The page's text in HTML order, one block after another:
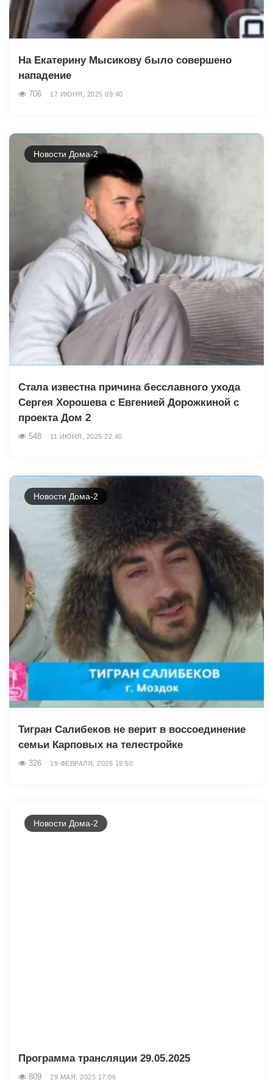
На Екатерину Мысикову было совершено
нападение
706 17 ИЮНЯ, 2025 09:40
Новости Дома-2
Стала известна причина бесславного ухода
Сергея Хорошева с Евгенией Дорожкиной с
проекта Дом 2
548 11 ИЮНЯ, 2025 22:40
Новости Дома-2
Тигран Салибеков не верит в воссоединение
семьи Карповых на телестройке
326 19 ФЕВРАЛЯ, 2026 19:50
Новости Дома-2
Программа трансляции 29.05.2025
809 29 МАЯ, 2025 17:06